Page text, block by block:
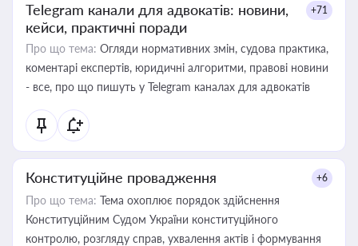
Telegram канали для адвокатів: новини,
кейси, практичні поради
+71
Про що тема: Огляди нормативних змін, судова практика,
коментарі експертів, юридичні алгоритми, правові новини
- все, про що пишуть у Telegram каналах для адвокатів
Конституційне провадження +6
Про що тема: Тема охоплює порядок здійснення
Конституційним Судом України конституційного
контролю, розгляду справ, ухвалення актів і формування